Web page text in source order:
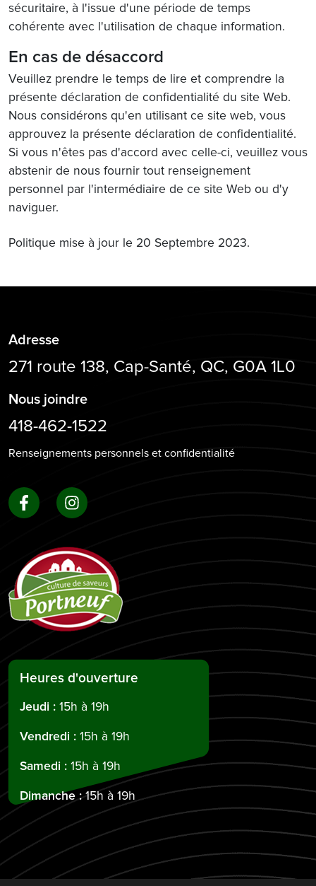
sécuritaire, à l'issue d'une période de temps
cohérente avec l'utilisation de chaque information.
En cas de désaccord
Veuillez prendre le temps de lire et comprendre la
présente déclaration de confidentialité du site Web.
Nous considérons qu'en utilisant ce site web, vous
approuvez la présente déclaration de confidentialité.
Si vous n'êtes pas d'accord avec celle-ci, veuillez vous
abstenir de nous fournir tout renseignement
personnel par l'intermédiaire de ce site Web ou d'y
naviguer.
Politique mise à jour le 20 Septembre 2023.
Adresse
271 route 138, Cap-Santé, QC, G0A 1L0
Nous joindre
418-462-1522
Renseignements personnels et confidentialité
Heures d'ouverture
Jeudi : 15h à 19h
Vendredi : 15h à 19h
Samedi : 15h à 19h
Dimanche :15h à 19h